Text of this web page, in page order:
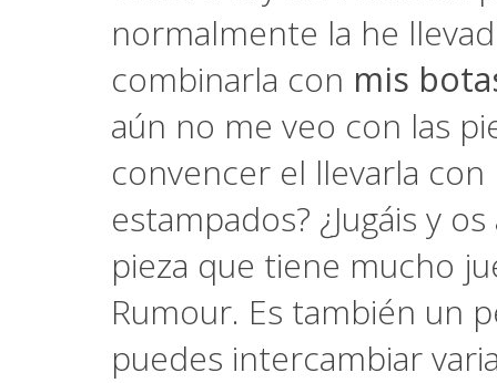
normalmente la he
combinarla con mis
aún no me veo con las
convencer el llevarla
estampados? ¿Jugáis y
pieza que tiene mucho
Rumour. Es también un
puedes intercambiar